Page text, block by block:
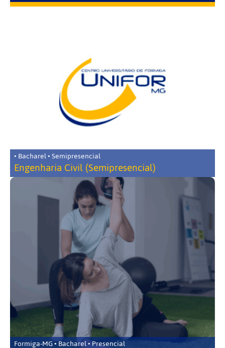
• Bacharel • Semipresencial
Engenharia Civil (Semipresencial)
Formiga-MG • Bacharel • Presencial